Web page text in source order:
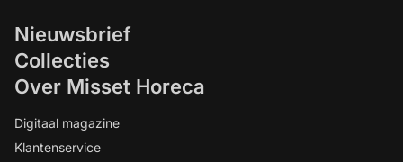
Nieuwsbrief
Collecties
Over Misset Horeca
Digitaal magazine
Klantenservice